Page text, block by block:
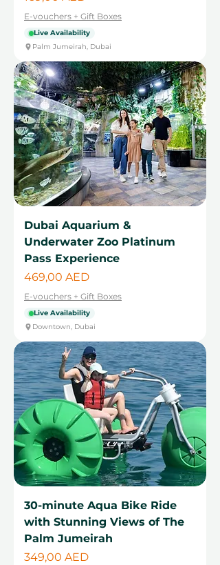
E-vouchers + Gift Boxes
Live Availability
Palm Jumeirah, Dubai
Dubai Aquarium &
Underwater Zoo Platinum
Pass Experience
Cena
469,00 AED
E-vouchers + Gift Boxes
Live Availability
Downtown, Dubai
30-minute Aqua Bike Ride
with Stunning Views of The
Palm Jumeirah
Cena
349,00 AED